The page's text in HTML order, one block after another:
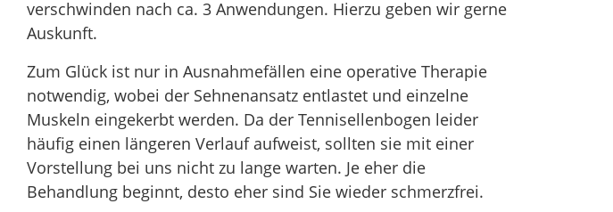
verschwinden nach ca. 3 Anwendungen. Hierzu geben wir gerne
Auskunft.
Zum Glück ist nur in Ausnahmefällen eine operative Therapie
notwendig, wobei der Sehnenansatz entlastet und einzelne
Muskeln eingekerbt werden. Da der Tennisellenbogen leider
häufig einen längeren Verlauf aufweist, sollten sie mit einer
Vorstellung bei uns nicht zu lange warten. Je eher die
Behandlung beginnt, desto eher sind Sie wieder schmerzfrei.